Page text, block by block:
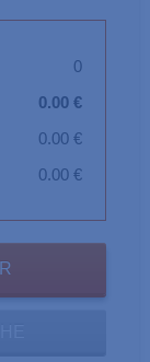
0
0.00 €
0.00 €
0.00 €